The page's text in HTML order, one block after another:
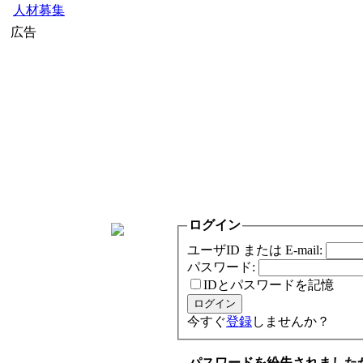
人材募集
広告
ログイン
ユーザID または E-mail:
パスワード:
IDとパスワードを記憶
今すぐ登録しませんか？